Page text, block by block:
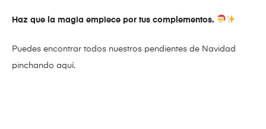
Haz que la magia empiece por tus complementos.
Puedes encontrar todos nuestros pendientes de Navidad
pinchando aquí.